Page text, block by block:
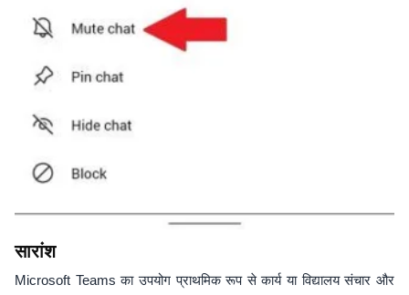
सारांश
Microsoft Teams का उपयोग प्राथमिक रूप से कार्य या विद्यालय संचार और